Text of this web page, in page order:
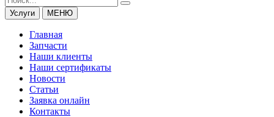
Услуги МЕНЮ
Главная
Запчасти
Наши клиенты
Наши сертификаты
Новости
Статьи
Заявка онлайн
Контакты